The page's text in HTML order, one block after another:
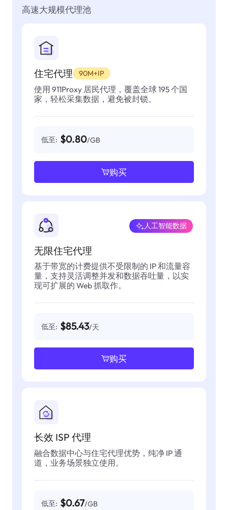
高速大规模代理池
住宅代理 90M+IP
使用 911Proxy 居民代理，覆盖全球 195 个国
家，轻松采集数据，避免被封锁。
低至: $0.80/GB
购买
无限住宅代理
人工智能数据
基于带宽的计费提供不受限制的 IP 和流量容
量，支持灵活调整并发和数据吞吐量，以实
现可扩展的 Web 抓取作。
低至: $85.43/天
购买
长效 ISP 代理
融合数据中心与住宅代理优势，纯净 IP 通
道，业务场景独立使用。
低至: $0.67/GB